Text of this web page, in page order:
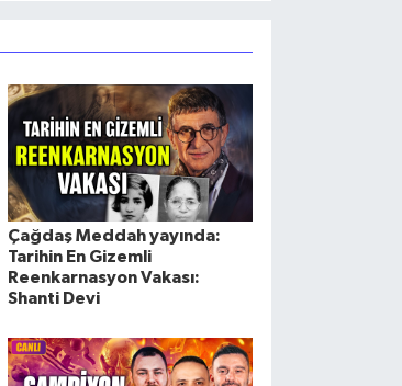
Çağdaş Meddah yayında:
Tarihin En Gizemli
Reenkarnasyon Vakası:
Shanti Devi